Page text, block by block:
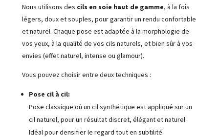
Nous utilisons des cils en soie haut de gamme, à la fois
légers, doux et souples, pour garantir un rendu confortable
et naturel. Chaque pose est adaptée à la morphologie de
vos yeux, à la qualité de vos cils naturels, et bien sûr à vos
envies (effet naturel, intense ou glamour).
Vous pouvez choisir entre deux techniques :
Pose cil à cil:
Pose classique où un cil synthétique est appliqué sur un
cil naturel, pour un résultat discret, élégant et naturel.
Idéal pour densifier le regard tout en subtilité.